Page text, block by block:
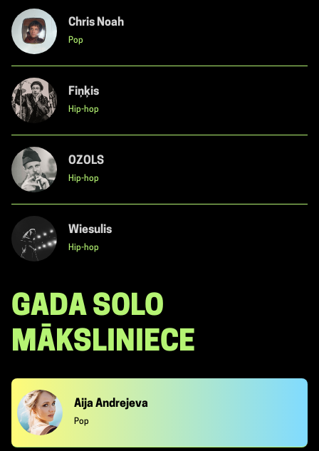
Chris Noah
Pop
Fiņķis
Hip-hop
OZOLS
Hip-hop
Wiesulis
Hip-hop
GADA SOLO
MĀKSLINIECE
Aija Andrejeva
Pop